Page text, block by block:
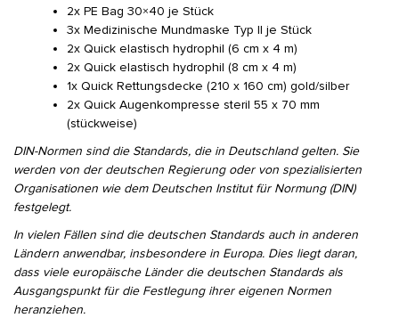
2x PE Bag 30×40 je Stück
3x Medizinische Mundmaske Typ II je Stück
2x Quick elastisch hydrophil (6 cm x 4 m)
2x Quick elastisch hydrophil (8 cm x 4 m)
1x Quick Rettungsdecke (210 x 160 cm) gold/silber
2x Quick Augenkompresse steril 55 x 70 mm
(stückweise)
DIN-Normen sind die Standards, die in Deutschland gelten. Sie
werden von der deutschen Regierung oder von spezialisierten
Organisationen wie dem Deutschen Institut für Normung (DIN)
festgelegt.
In vielen Fällen sind die deutschen Standards auch in anderen
Ländern anwendbar, insbesondere in Europa. Dies liegt daran,
dass viele europäische Länder die deutschen Standards als
Ausgangspunkt für die Festlegung ihrer eigenen Normen
heranziehen.